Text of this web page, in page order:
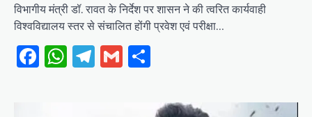
विभागीय मंत्री डॉ. रावत के निर्देश पर शासन ने की त्वरित कार्यवाही
विश्वविद्यालय स्तर से संचालित होंगी प्रवेश एवं परीक्षा…
Facebook
WhatsApp
Telegram
Gmail